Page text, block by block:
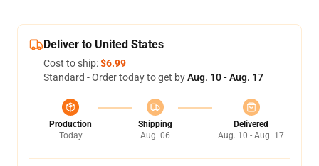
Deliver to United States
Cost to ship:$6.99
Standard - Order today to get byAug. 10 - Aug. 17
Production
Today
Shipping
Aug. 06
Delivered
Aug. 10 - Aug. 17